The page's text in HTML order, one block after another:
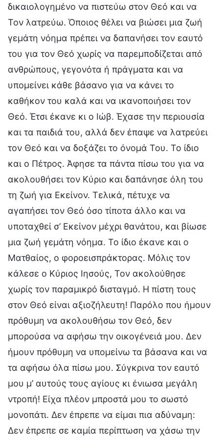
δικαιολογημένο να πιστεύω στον Θεό και να
Τον λατρεύω. Όποιος θέλει να βιώσει μια ζωή
γεμάτη νόημα πρέπει να δαπανήσει τον εαυτό
του για τον Θεό χωρίς να παρεμποδίζεται από
ανθρώπους, γεγονότα ή πράγματα και να
υπομείνει κάθε βάσανο για να κάνει το
καθήκον του καλά και να ικανοποιήσει τον
Θεό. Έτσι έκανε κι ο Ιώβ. Έχασε την περιουσία
και τα παιδιά του, αλλά δεν έπαψε να λατρεύει
τον Θεό και να δοξάζει το όνομά Του. Το ίδιο
και ο Πέτρος. Άφησε τα πάντα πίσω του για να
ακολουθήσει τον Κύριο και δαπάνησε όλη του
τη ζωή για Εκείνον. Τελικά, πέτυχε να
αγαπήσει τον Θεό όσο τίποτα άλλο και να
υποταχθεί σ’ Εκείνον μέχρι θανάτου, και βίωσε
μια ζωή γεμάτη νόημα. Το ίδιο έκανε και ο
Ματθαίος, ο φοροεισπράκτορας. Μόλις τον
κάλεσε ο Κύριος Ιησούς, Τον ακολούθησε
χωρίς τον παραμικρό δισταγμό. Η πίστη τους
στον Θεό είναι αξιοζήλευτη! Παρόλο που ήμουν
πρόθυμη να ακολουθήσω τον Θεό, δεν
μπορούσα να αφήσω την οικογένειά μου. Δεν
ήμουν πρόθυμη να υπομείνω τα βάσανα και να
τα αφήσω όλα πίσω μου. Σύγκρινα τον εαυτό
μου μ’ αυτούς τους αγίους κι ένιωσα μεγάλη
ντροπή! Είχα πλέον μπροστά μου το σωστό
μονοπάτι. Δεν έπρεπε να είμαι πια αδύναμη:
Δεν έπρεπε σε καμία περίπτωση να χάσω την